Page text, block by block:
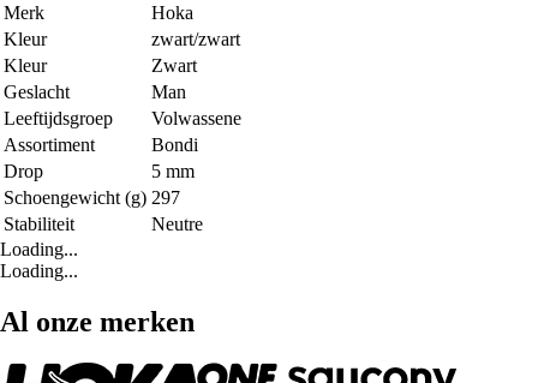
Merk
Hoka
Kleur
zwart/zwart
Kleur
Zwart
Geslacht
Man
Leeftijdsgroep
Volwassene
Assortiment
Bondi
Drop
5 mm
Schoengewicht (g) 297
Stabiliteit
Neutre
Loading...
Loading...
Al onze merken